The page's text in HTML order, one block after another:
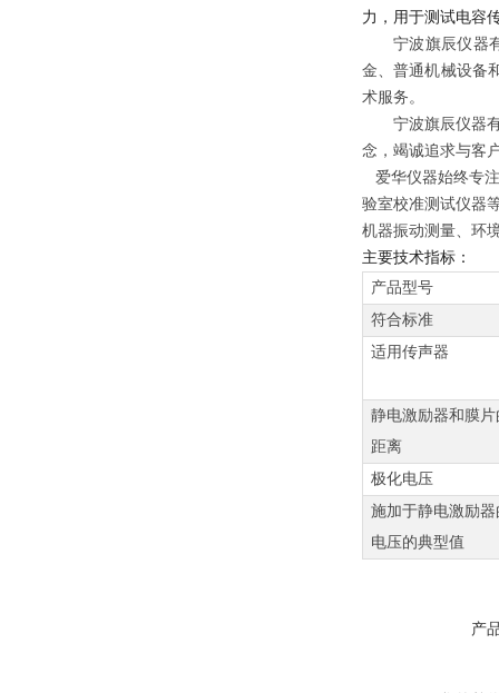
力，用于测试电容
宁波旗辰仪器
金、普通机械设备
术服务。
宁波旗辰仪器
念，竭诚追求与客
爱华仪器始终专
验室校准测试仪器
机器振动测量、环
主要技术指标：
产品型号
符合标准
适用传声器
静电激励器和膜
距离
极化电压
施加于静电激励
电压的典型值
产